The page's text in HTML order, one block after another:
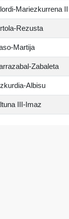
Mariezkurrena II
Rezusta
Martija
Zabaleta
Albisu
III-Imaz